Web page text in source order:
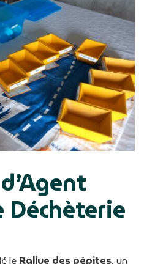
Déchèterie
le Rallye des pépites, un